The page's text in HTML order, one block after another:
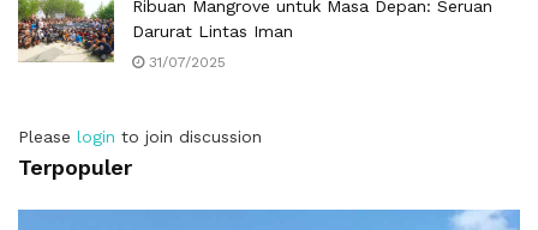
Ribuan Mangrove untuk Masa Depan: Seruan
Darurat Lintas Iman
31/07/2025
Please login to join discussion
Terpopuler